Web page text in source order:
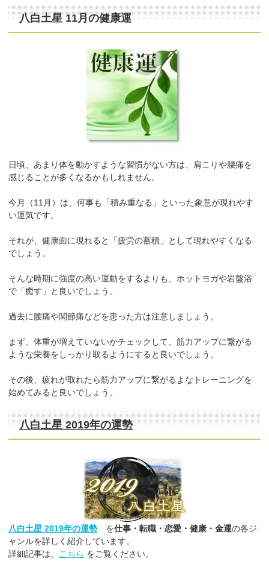
八白土星 11月の健康運
日頃、あまり体を動かすような習慣がない方は、肩こりや腰痛を
感じることが多くなるかもしれません。
今月（11月）は、何事も「積み重なる」といった象意が現れやす
い運気です。
それが、健康面に現れると「疲労の蓄積」として現れやすくなる
でしょう。
そんな時期に強度の高い運動をするよりも、ホットヨガや岩盤浴
で「癒す」と良いでしょう。
過去に腰痛や関節痛などを患った方は注意しましょう。
まず、体重が増えていないかチェックして、筋力アップに繋がる
ような栄養をしっかり取るようにすると良いでしょう。
その後、疲れが取れたら筋力アップに繋がるよなトレーニングを
始めてみると良いでしょう。
八白土星 2019年の運勢
八白土星 2019年の運勢 を仕事・転職・恋愛・健康・金運の各ジ
ャンルを詳しく紹介しています。
詳細記事は、 こちら をご覧ください。